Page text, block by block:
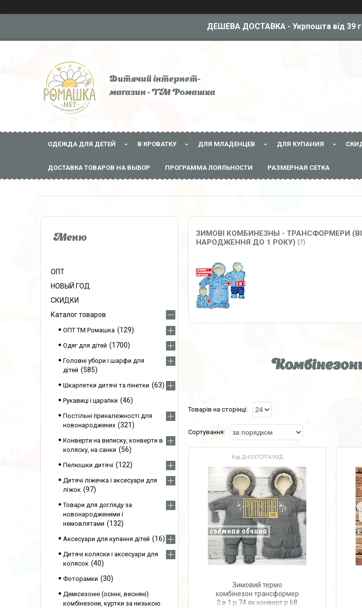
ДЕШЕВА ДОСТАВКА - Укрпошта від 39
Дитячий інтернет-
магазин - ТМ Ромашка
ОДЕЖДА ДЛЯ ДЕТЕЙ В КРОВАТКУ ДЛЯ МЛАДЕНЦЕВ ДЛЯ КУПАНИЯ
ДОСТАВКА ТОВАРОВ НА ВЫБОР ПРОГРАММА ЛОЯЛЬНОСТИ РАЗМЕРНАЯ СЕТКА
ЗИМОВІ КОМБИНЕЗНЫ - ТРАНСФОРМЕРИ
НАРОДЖЕННЯ ДО 1 РОКУ)
7
Д-4537СР74/ХУД
Зимовий термо
комбінезон трансформер
2 в 1 р 74 як конверт р 68
ОПТ
НОВЫЙ ГОД
СКИДКИ
Каталог товаров
ОПТ ТМ Ромашка 129
Одяг для дітей 1700
Головні убори і шарфи для
дітей
585
Шкарпетки дитячі та пінетки 63
Рукавиці і царапки 46
Постільні приналежності для
новонароджених
321
Конверти на виписку, конверти в
коляску, на санки
56
Пелюшки дитячі 122
Дитячі ліжечка і аксесуари для
ліжок
97
Товари для догляду за
новонародженими і
немовлятами
132
Аксесуари для купання дітей 16
Дитячі коляски і аксесуари для
колясок
40
Фоторамки 30
Демісезонні (осінні, весняні)
комбінезони, куртки за низькою